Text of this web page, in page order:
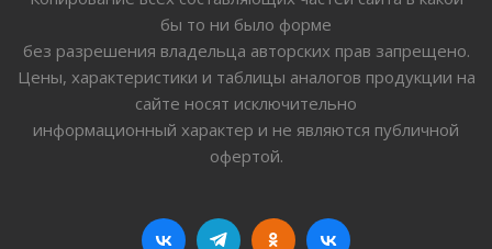
бы то ни было форме
без разрешения владельца авторских прав запрещено.
Цены, характеристики и таблицы аналогов продукции на
сайте носят исключительно
информационный характер и не являются публичной
офертой.